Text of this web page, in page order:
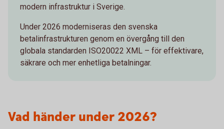
modern infrastruktur i Sverige.
Under 2026 moderniseras den svenska
betalinfrastrukturen genom en övergång till den
globala standarden ISO20022 XML – för effektivare,
säkrare och mer enhetliga betalningar.
Vad händer under 2026?